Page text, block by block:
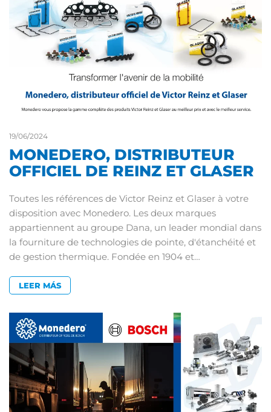
19/06/2024
MONEDERO, DISTRIBUTEUR
OFFICIEL DE REINZ ET GLASER
Toutes les références de Victor Reinz et Glaser à votre
disposition avec Monedero. Les deux marques
appartiennent au groupe Dana, un leader mondial dans
la fourniture de technologies de pointe, d'étanchéité et
de gestion thermique. Fondée en 1904 et…
LEER MÁS